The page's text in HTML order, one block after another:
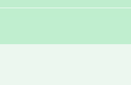
de la famille et